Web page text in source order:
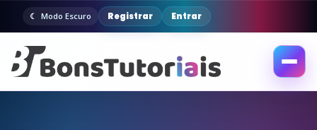
Modo Escuro Registrar Entrar
Abrir